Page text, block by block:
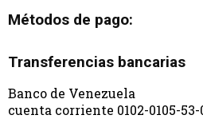
Métodos de pago:
Transferencias bancarias
Banco de Venezuela
cuenta corriente 0102-0105-53-